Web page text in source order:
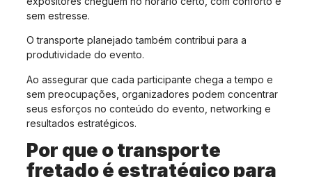
sem estresse.
O transporte planejado também contribui para a
produtividade do evento.
Ao assegurar que cada participante chega a tempo e
sem preocupações, organizadores podem concentrar
seus esforços no conteúdo do evento, networking e
resultados estratégicos.
Por que o transporte
fretado é estratégico para